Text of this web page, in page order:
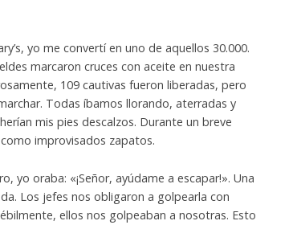
yo me convertí en uno de aquellos 30.000.
marcaron cruces con aceite en nuestra
109 cautivas fueron liberadas, pero
Todas íbamos llorando, aterradas y
mis pies descalzos. Durante un breve
improvisados zapatos.
yo oraba: «¡Señor, ayúdame a escapar!». Una
Los jefes nos obligaron a golpearla con
ellos nos golpeaban a nosotras. Esto